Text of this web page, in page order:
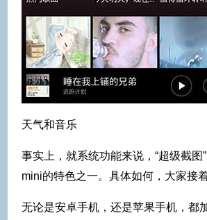
天气和音乐
事实上，就系统功能来说，“超级截图
mini的特色之一。具体如何，大家接
无论是安卓手机，还是苹果手机，都